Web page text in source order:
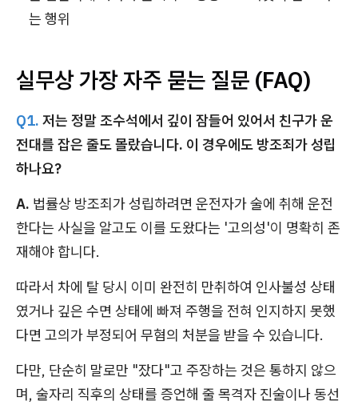
는 행위
실무상 가장 자주 묻는 질문 (FAQ)
Q1. 저는 정말 조수석에서 깊이 잠들어 있어서 친구가 운
전대를 잡은 줄도 몰랐습니다. 이 경우에도 방조죄가 성립
하나요?
A. 법률상 방조죄가 성립하려면 운전자가 술에 취해 운전
한다는 사실을 알고도 이를 도왔다는 '고의성'이 명확히 존
재해야 합니다.
따라서 차에 탈 당시 이미 완전히 만취하여 인사불성 상태
였거나 깊은 수면 상태에 빠져 주행을 전혀 인지하지 못했
다면 고의가 부정되어 무혐의 처분을 받을 수 있습니다.
다만, 단순히 말로만 "잤다"고 주장하는 것은 통하지 않으
며, 술자리 직후의 상태를 증언해 줄 목격자 진술이나 동선